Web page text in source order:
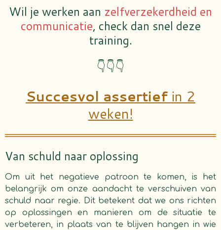
Wil je werken aan zelfverzekerdheid en
communicatie, check dan snel deze
training.
👇👇👇
Succesvol assertief in 2
weken!
Van schuld naar oplossing
Om uit het negatieve patroon te komen, is het
belangrijk om onze aandacht te verschuiven van
schuld naar regie. Dit betekent dat we ons richten
op oplossingen en manieren om de situatie te
verbeteren, in plaats van te blijven hangen in wie